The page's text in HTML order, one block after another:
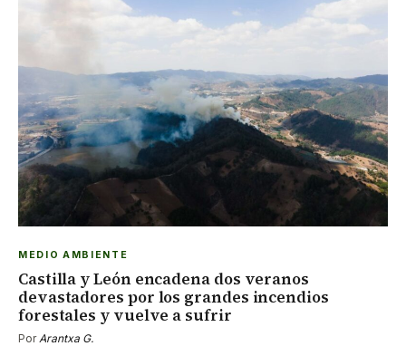
MEDIO AMBIENTE
Castilla y León encadena dos veranos
devastadores por los grandes incendios
forestales y vuelve a sufrir
Por Arantxa G.